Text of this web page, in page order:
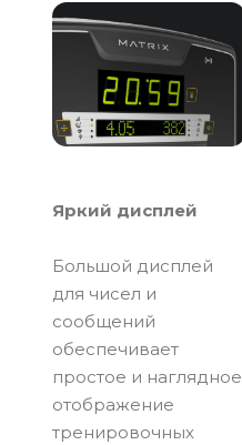
Яркий дисплей
Большой дисплей
для чисел и
сообщений
обеспечивает
простое и наглядное
отображение
тренировочных